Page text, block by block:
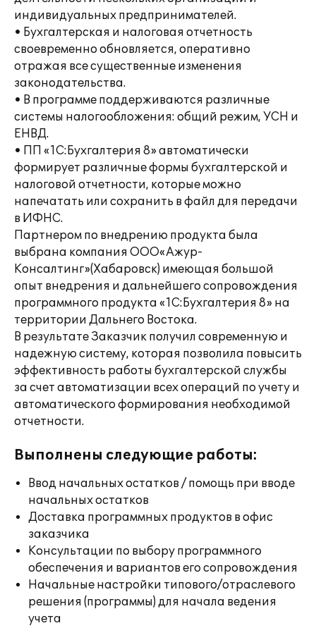
индивидуальных предпринимателей.
• Бухгалтерская и налоговая отчетность
своевременно обновляется, оперативно
отражая все существенные изменения
законодательства.
• В программе поддерживаются различные
системы налогообложения: общий режим, УСН и
ЕНВД.
• ПП «1С:Бухгалтерия 8» автоматически
формирует различные формы бухгалтерской и
налоговой отчетности, которые можно
напечатать или сохранить в файл для передачи
в ИФНС.
Партнером по внедрению продукта была
выбрана компания ООО«Ажур-
Консалтинг»(Хабаровск) имеющая большой
опыт внедрения и дальнейшего сопровождения
программного продукта «1С:Бухгалтерия 8» на
территории Дальнего Востока.
В результате Заказчик получил современную и
надежную систему, которая позволила повысить
эффективность работы бухгалтерской службы
за счет автоматизации всех операций по учету и
автоматического формирования необходимой
отчетности.
Выполнены следующие работы:
Ввод начальных остатков / помощь при вводе
начальных остатков
Доставка программных продуктов в офис
заказчика
Консультации по выбору программного
обеспечения и вариантов его сопровождения
Начальные настройки типового/отраслевого
решения (программы) для начала ведения
учета